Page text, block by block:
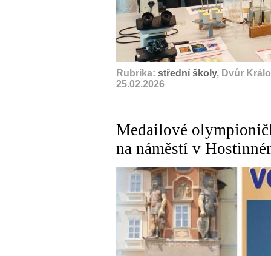
Rubrika: střední školy, Dvůr
25.02.2026
Medailové
na náměstí v